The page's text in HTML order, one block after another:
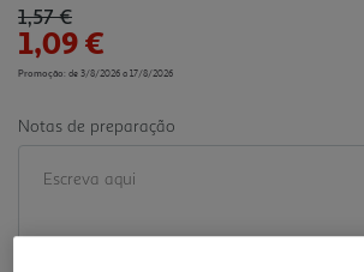
Price reduced from
1,57 €to
1,09 €
Promoção: de 3/8/2026 a 17/8/2026
Notas de preparação